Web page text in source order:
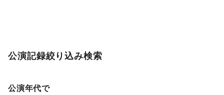
公演記録絞り込み検索
公演年代で